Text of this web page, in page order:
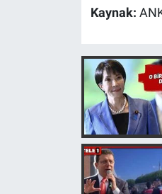
Kaynak: